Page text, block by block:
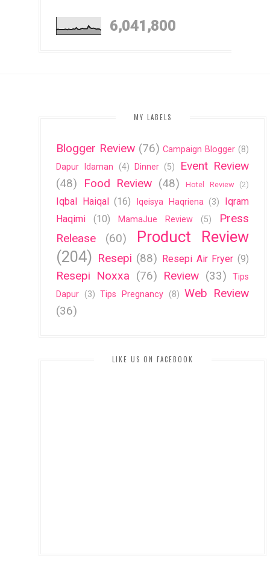
6,041,800
MY LABELS
Blogger Review (76) Campaign Blogger (8)
Dapur Idaman
(4) Dinner (5)
Event Review
(48)
Food Review (48) Hotel Review (2)
Iqbal Haiqal (16) Iqeisya Haqriena (3)
Iqram
Haqimi
(10) MamaJue Review (5)
Press
Release
(60)
Product Review
(204) Resepi (88) Resepi Air Fryer (9)
Resepi Noxxa (76) Review (33)
Tips
Dapur (3) Tips Pregnancy (8) Web Review
(36)
LIKE US ON FACEBOOK